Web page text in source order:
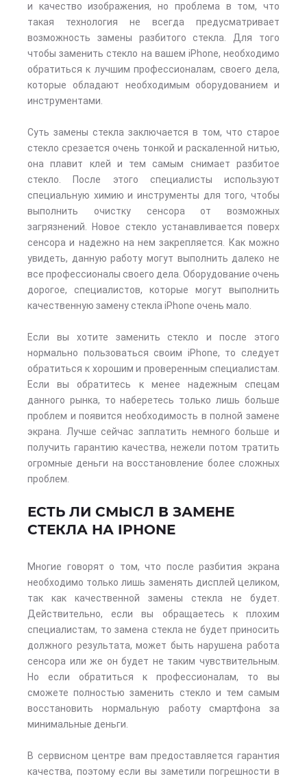
и качество изображения, но проблема в том, что
такая технология не всегда предусматривает
возможность замены разбитого стекла. Для того
чтобы заменить стекло на вашем iPhone, необходимо
обратиться к лучшим профессионалам, своего дела,
которые обладают необходимым оборудованием и
инструментами.
Суть замены стекла заключается в том, что старое
стекло срезается очень тонкой и раскаленной нитью,
она плавит клей и тем самым снимает разбитое
стекло. После этого специалисты используют
специальную химию и инструменты для того, чтобы
выполнить очистку сенсора от возможных
загрязнений. Новое стекло устанавливается поверх
сенсора и надежно на нем закрепляется. Как можно
увидеть, данную работу могут выполнить далеко не
все профессионалы своего дела. Оборудование очень
дорогое, специалистов, которые могут выполнить
качественную замену стекла iPhone очень мало.
Если вы хотите заменить стекло и после этого
нормально пользоваться своим iPhone, то следует
обратиться к хорошим и проверенным специалистам.
Если вы обратитесь к менее надежным спецам
данного рынка, то наберетесь только лишь больше
проблем и появится необходимость в полной замене
экрана. Лучше сейчас заплатить немного больше и
получить гарантию качества, нежели потом тратить
огромные деньги на восстановление более сложных
проблем.
ЕСТЬ ЛИ СМЫСЛ В ЗАМЕНЕ
СТЕКЛА НА IPHONE
Многие говорят о том, что после разбития экрана
необходимо только лишь заменять дисплей целиком,
так как качественной замены стекла не будет.
Действительно, если вы обращаетесь к плохим
специалистам, то замена стекла не будет приносить
должного результата, может быть нарушена работа
сенсора или же он будет не таким чувствительным.
Но если обратиться к профессионалам, то вы
сможете полностью заменить стекло и тем самым
восстановить нормальную работу смартфона за
минимальные деньги.
В сервисном центре вам предоставляется гарантия
качества, поэтому если вы заметили погрешности в